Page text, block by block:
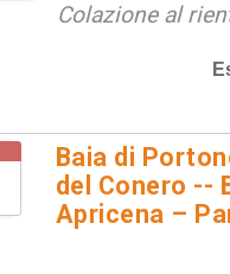
Colazione al
Baia di
del Conero --
Apricena –